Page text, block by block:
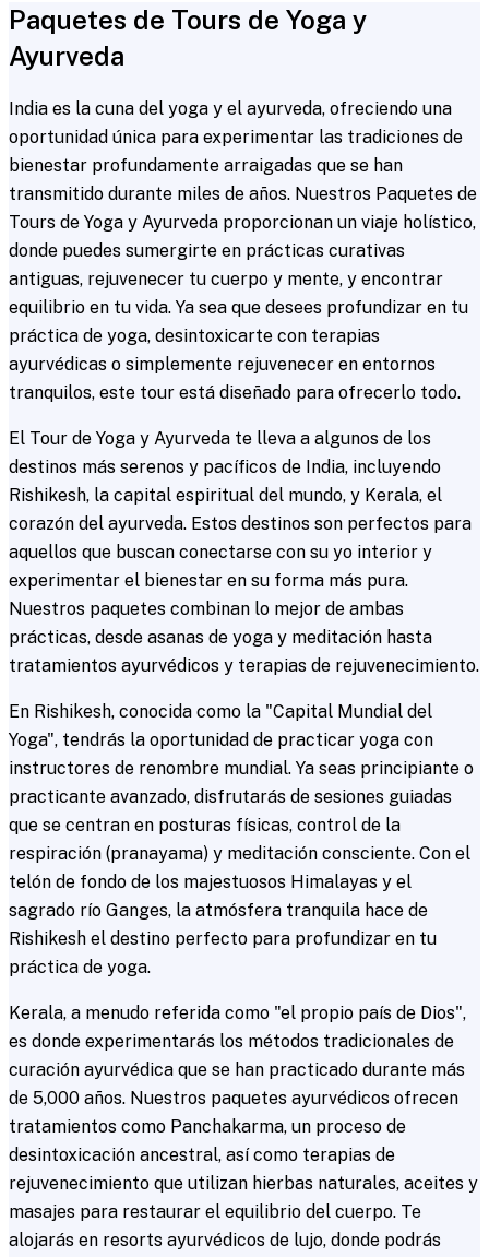
Paquetes de Tours de Yoga y
Ayurveda
India es la cuna del yoga y el ayurveda, ofreciendo una
oportunidad única para experimentar las tradiciones de
bienestar profundamente arraigadas que se han
transmitido durante miles de años. Nuestros Paquetes de
Tours de Yoga y Ayurveda proporcionan un viaje holístico,
donde puedes sumergirte en prácticas curativas
antiguas, rejuvenecer tu cuerpo y mente, y encontrar
equilibrio en tu vida. Ya sea que desees profundizar en tu
práctica de yoga, desintoxicarte con terapias
ayurvédicas o simplemente rejuvenecer en entornos
tranquilos, este tour está diseñado para ofrecerlo todo.
El Tour de Yoga y Ayurveda te lleva a algunos de los
destinos más serenos y pacíficos de India, incluyendo
Rishikesh, la capital espiritual del mundo, y Kerala, el
corazón del ayurveda. Estos destinos son perfectos para
aquellos que buscan conectarse con su yo interior y
experimentar el bienestar en su forma más pura.
Nuestros paquetes combinan lo mejor de ambas
prácticas, desde asanas de yoga y meditación hasta
tratamientos ayurvédicos y terapias de rejuvenecimiento.
En Rishikesh, conocida como la "Capital Mundial del
Yoga", tendrás la oportunidad de practicar yoga con
instructores de renombre mundial. Ya seas principiante o
practicante avanzado, disfrutarás de sesiones guiadas
que se centran en posturas físicas, control de la
respiración (pranayama) y meditación consciente. Con el
telón de fondo de los majestuosos Himalayas y el
sagrado río Ganges, la atmósfera tranquila hace de
Rishikesh el destino perfecto para profundizar en tu
práctica de yoga.
Kerala, a menudo referida como "el propio país de Dios",
es donde experimentarás los métodos tradicionales de
curación ayurvédica que se han practicado durante más
de 5,000 años. Nuestros paquetes ayurvédicos ofrecen
tratamientos como Panchakarma, un proceso de
desintoxicación ancestral, así como terapias de
rejuvenecimiento que utilizan hierbas naturales, aceites y
masajes para restaurar el equilibrio del cuerpo. Te
alojarás en resorts ayurvédicos de lujo, donde podrás